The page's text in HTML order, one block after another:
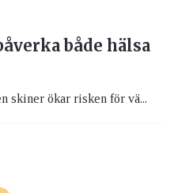
både hälsa
skiner ökar risken för vä...